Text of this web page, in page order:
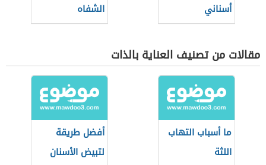
أسناني
الشفاه
مقالات من تصنيف العناية بالذات
ما أسباب التهاب
اللثة
أفضل طريقة
لتبيض الأسنان